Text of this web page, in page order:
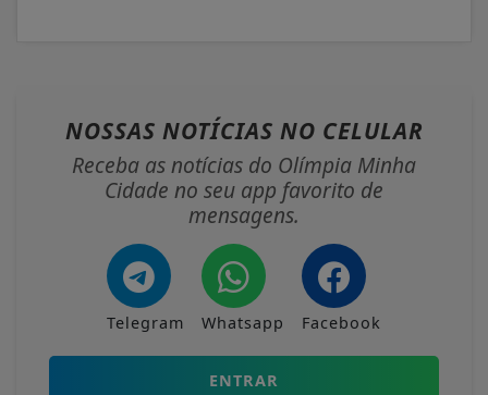
NOSSAS NOTÍCIAS NO CELULAR
Receba as notícias do Olímpia Minha
Cidade no seu app favorito de
mensagens.
Telegram Whatsapp Facebook
ENTRAR